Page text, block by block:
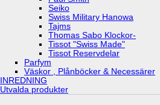
Seiko
Swiss Military Hanowa
Tajms
Thomas Sabo Klockor-
Tissot "Swiss Made"
Tissot Reservdelar
Parfym
Väskor , Plånböcker & Necessärer
INREDNING
Utvalda produkter